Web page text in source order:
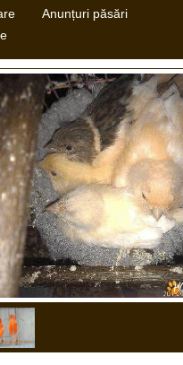
Anunțuri păsări